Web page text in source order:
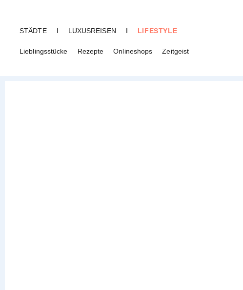
STÄDTE I LUXUSREISEN I LIFESTYLE
Lieblingsstücke Rezepte Onlineshops Zeitgeist